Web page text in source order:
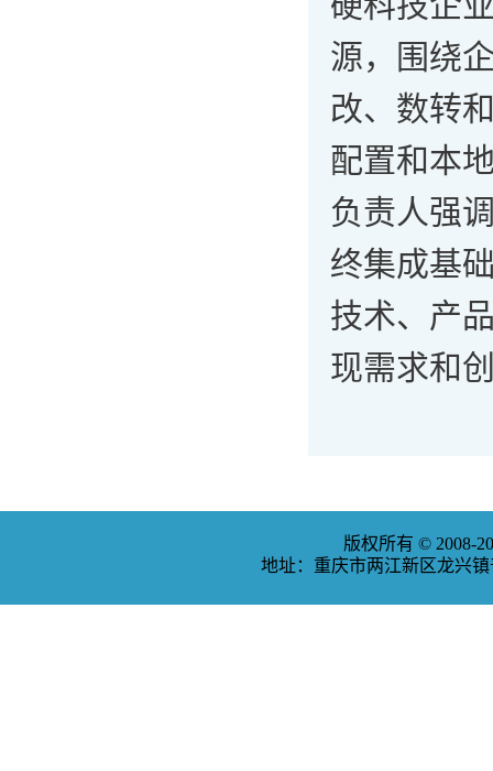
源，围绕
改、数转
配置和本
负责人强
终集成基
技术、产
现需求和
版权所有 © 2008-
地址：重庆市两江新区龙兴镇